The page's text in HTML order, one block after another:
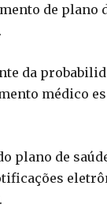
de plano
da
médico
plano de